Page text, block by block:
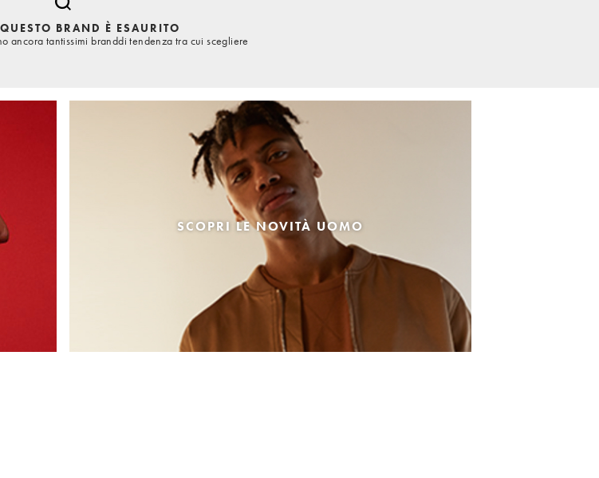
BRAND È ESAURITO
ancora tantissimi branddi tendenza tra cui scegliere
SCOPRI LE NOVITÀ UOMO